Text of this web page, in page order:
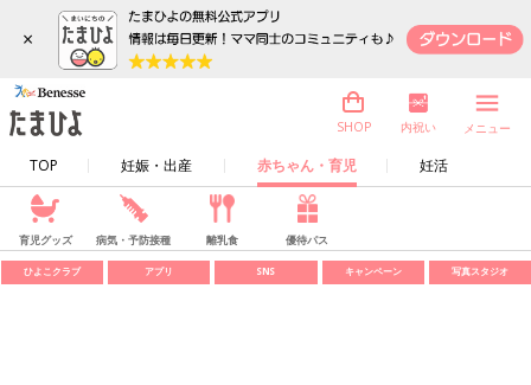
×
TOP 妊娠・出産 赤ちゃん・育児 妊活
SHOP 内祝い メニュー
育児グッズ 病気・予防接種 離乳食 優待パス
ひよこクラブ アプリ SNS キャンペーン 写真スタジオ